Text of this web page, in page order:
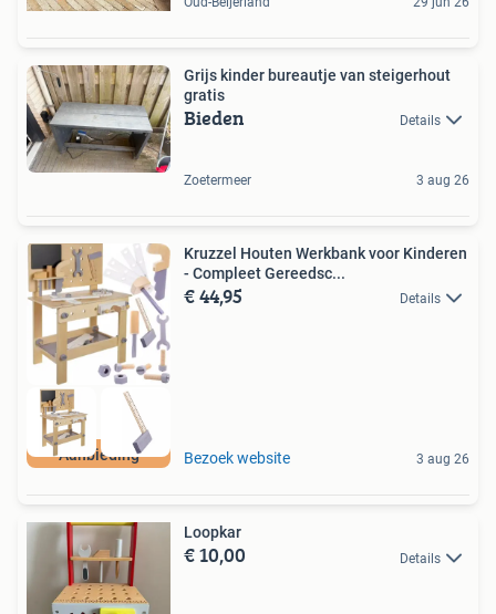
Grijs kinder bureautje van steigerhout
gratis
Bieden Details
Zoetermeer 3 aug 26
Aanbieding
Kruzzel Houten Werkbank voor Kinderen
- Compleet Gereedsc...
€ 44,95 Details
Bezoek website 3 aug 26
Loopkar
€ 10,00 Details